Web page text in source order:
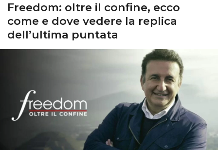
Freedom: oltre il confine, ecco
come e dove vedere la replica
dell’ultima puntata